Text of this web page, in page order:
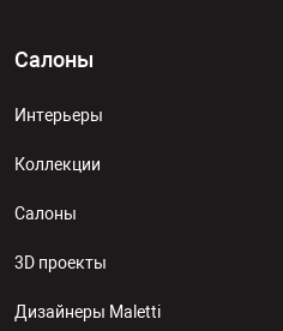
Салоны
Интерьеры
Коллекции
Салоны
3D проекты
Дизайнеры Maletti